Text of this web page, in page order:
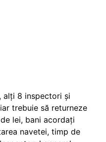
alți 8 inspectori și
trebuie să returneze
lei, bani acordați
navetei, timp de